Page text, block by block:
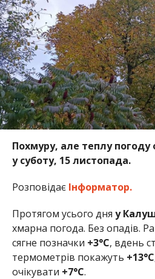
Похмуру, але теплу
у суботу, 15 листопада.
РозповідаєІнформатор.
Протягом усього дня у
хмарна погода. Без опадів.
сягне позначки +3°C, вдень
термометрів покажуть +13°C
очікувати +7°C.